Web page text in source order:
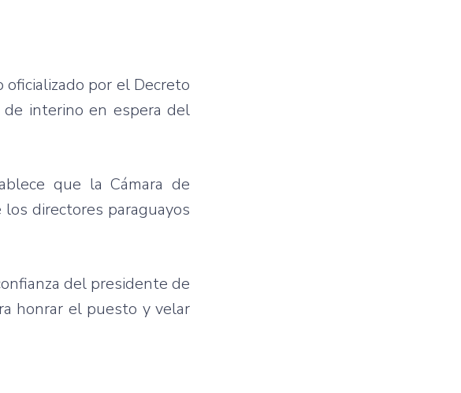
por el Decreto
interino en espera del
que la Cámara de
directores paraguayos
del presidente de
honrar el puesto y velar